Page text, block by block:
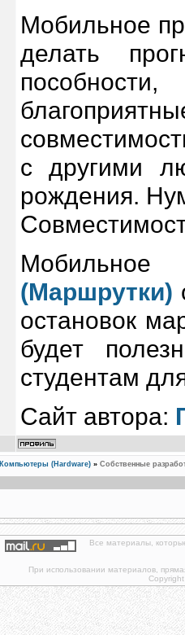
Мобильное
делать
с другими
рождения.
(Маршрутки)
остановок
будет
студентам
Сайт автора:
Компьютеры (Hardware) » Собственные
Все материалы,
При использовании материалов,